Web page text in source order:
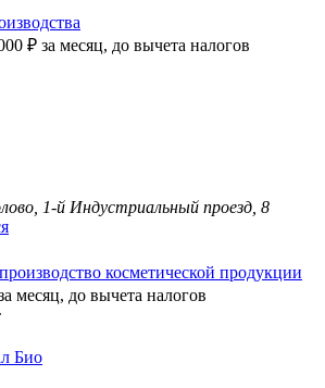
₽ за месяц, до вычета налогов
1-й Индустриальный проезд, 8
косметической продукции
месяц, до вычета налогов
Био